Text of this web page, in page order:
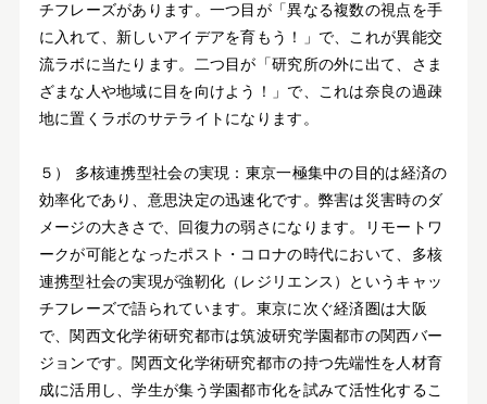
チフレーズがあります。一つ目が「異なる複数の視点を手
に入れて、新しいアイデアを育もう！」で、これが異能交
流ラボに当たります。二つ目が「研究所の外に出て、さま
ざまな人や地域に目を向けよう！」で、これは奈良の過疎
地に置くラボのサテライトになります。
５） 多核連携型社会の実現：東京一極集中の目的は経済の
効率化であり、意思決定の迅速化です。弊害は災害時のダ
メージの大きさで、回復力の弱さになります。リモートワ
ークが可能となったポスト・コロナの時代において、多核
連携型社会の実現が強靭化（レジリエンス）というキャッ
チフレーズで語られています。東京に次ぐ経済圏は大阪
で、関西文化学術研究都市は筑波研究学園都市の関西バー
ジョンです。関西文化学術研究都市の持つ先端性を人材育
成に活用し、学生が集う学園都市化を試みて活性化するこ